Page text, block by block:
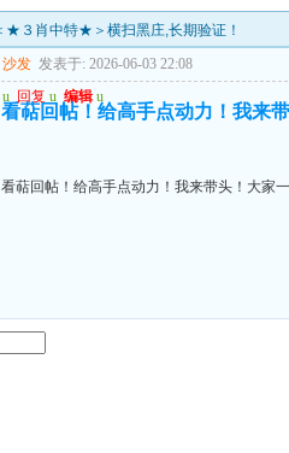
★３肖中特★＞横扫黑庄,长期验证！
沙发 发表于: 2026-06-03 22:08
u 回复 u 编辑 u
看萜回帖！给高手点动力！我来
看萜回帖！给高手点动力！我来带头！大家